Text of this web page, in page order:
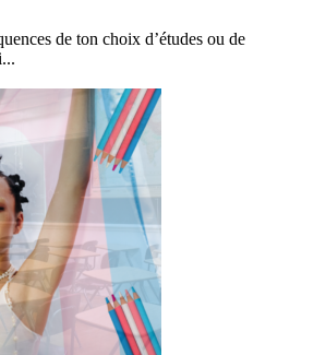
de ton choix d’études ou de